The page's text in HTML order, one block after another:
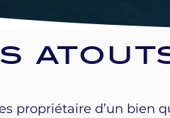
propriétaire d’un bien